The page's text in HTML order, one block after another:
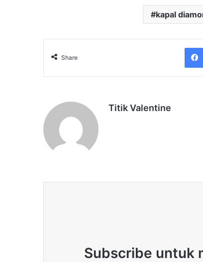
kapal
Share
Titik Valentine
Subscribe untuk